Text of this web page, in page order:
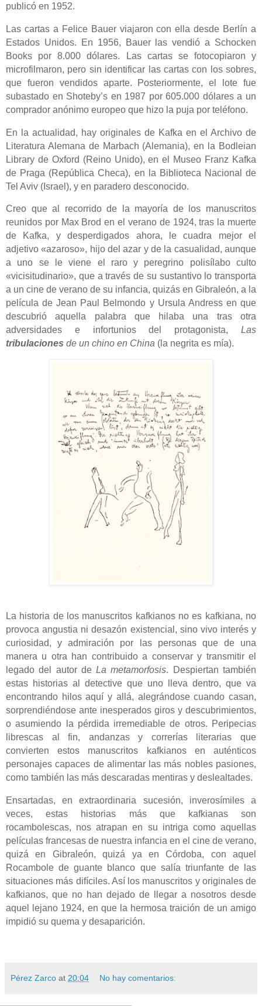
publicó en 1952.
Las cartas a Felice Bauer viajaron con ella desde Berlín a
Estados Unidos. En 1956, Bauer las vendió a Schocken
Books por 8.000 dólares. Las cartas se fotocopiaron y
microfilmaron, pero sin identificar las cartas con los sobres,
que fueron vendidos aparte. Posteriormente, el lote fue
subastado en Shoteby’s en 1987 por 605.000 dólares a un
comprador anónimo europeo que hizo la puja por teléfono.
En la actualidad, hay originales de Kafka en el Archivo de
Literatura Alemana de Marbach (Alemania), en la Bodleian
Library de Oxford (Reino Unido), en el Museo Franz Kafka
de Praga (República Checa), en la Biblioteca Nacional de
Tel Aviv (Israel), y en paradero desconocido.
Creo que al recorrido de la mayoría de los manuscritos
reunidos por Max Brod en el verano de 1924, tras la muerte
de Kafka, y desperdigados ahora, le cuadra mejor el
adjetivo «azaroso», hijo del azar y de la casualidad, aunque
a uno se le viene el raro y peregrino polisílabo culto
«vicisitudinario», que a través de su sustantivo lo transporta
a un cine de verano de su infancia, quizás en Gibraleón, a la
película de Jean Paul Belmondo y Ursula Andress en que
descubrió aquella palabra que hilaba una tras otra
adversidades e infortunios del protagonista, Las
tribulaciones de un chino en China (la negrita es mía).
La historia de los manuscritos kafkianos no es kafkiana, no
provoca angustia ni desazón existencial, sino vivo interés y
curiosidad, y admiración por las personas que de una
manera u otra han contribuido a conservar y transmitir el
legado del autor deLa metamorfosis. Despiertan también
estas historias al detective que uno lleva dentro, que va
encontrando hilos aquí y allá, alegrándose cuando casan,
sorprendiéndose ante inesperados giros y descubrimientos,
o asumiendo la pérdida irremediable de otros. Peripecias
librescas al fin, andanzas y correrías literarias que
convierten estos manuscritos kafkianos en auténticos
personajes capaces de alimentar las más nobles pasiones,
como también las más descaradas mentiras y deslealtades.
Ensartadas, en extraordinaria sucesión, inverosímiles a
veces, estas historias más que kafkianas son
rocambolescas, nos atrapan en su intriga como aquellas
películas francesas de nuestra infancia en el cine de verano,
quizá en Gibraleón, quizá ya en Córdoba, con aquel
Rocambole de guante blanco que salía triunfante de las
situaciones más difíciles. Así los manuscritos y originales de
kafkianos, que no han dejado de llegar a nosotros desde
aquel lejano 1924, en que la hermosa traición de un amigo
impidió su quema y desaparición.
Pérez Zarco at 20:04 No hay comentarios: